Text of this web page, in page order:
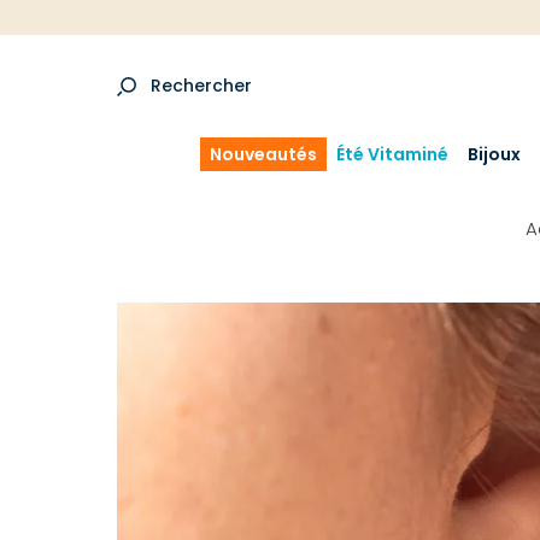
Rechercher
Nouveautés Été Vitaminé Bijoux